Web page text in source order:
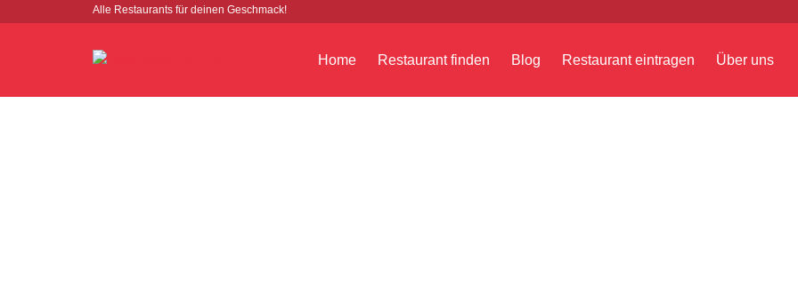
Alle Restaurants für deinen Geschmack!
Home Restaurant finden Blog Restaurant eintragen Über uns